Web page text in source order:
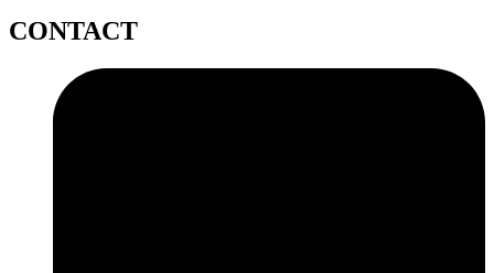
CONTACT